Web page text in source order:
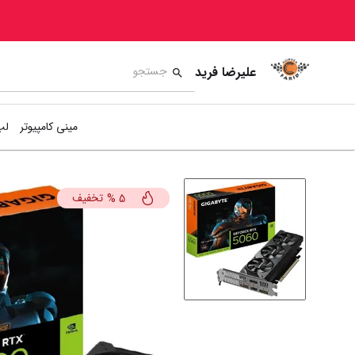
علیرضا فرید
مینی کامپیوتر
5
% تخفیف